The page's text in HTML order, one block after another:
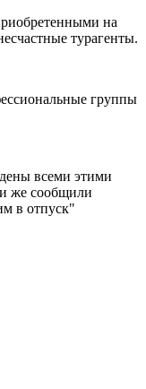
на
турагенты.
группы
всеми этими
же сообщили
в отпуск"